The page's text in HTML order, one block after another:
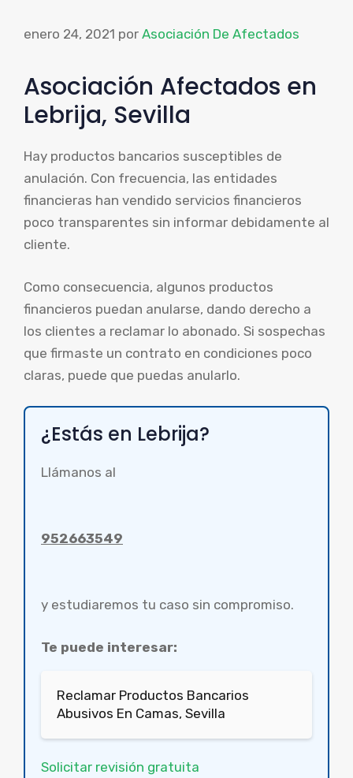
enero 24, 2021 por Asociación De Afectados
Asociación Afectados en
Lebrija, Sevilla
Hay productos bancarios susceptibles de
anulación. Con frecuencia, las entidades
financieras han vendido servicios financieros
poco transparentes sin informar debidamente al
cliente.
Como consecuencia, algunos productos
financieros puedan anularse, dando derecho a
los clientes a reclamar lo abonado. Si sospechas
que firmaste un contrato en condiciones poco
claras, puede que puedas anularlo.
¿Estás en Lebrija?
Llámanos al
952663549
y estudiaremos tu caso sin compromiso.
Te puede interesar:
Reclamar Productos Bancarios
Abusivos En Camas, Sevilla
Solicitar revisión gratuita